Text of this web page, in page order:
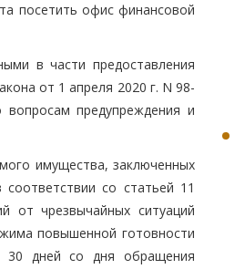
посетить офис финансовой
в части предоставления
от 1 апреля 2020 г. N 98-
предупреждения и
имущества, заключенных
со статьей 11
от чрезвычайных ситуаций
повышенной готовности
30 дней со дня обращения